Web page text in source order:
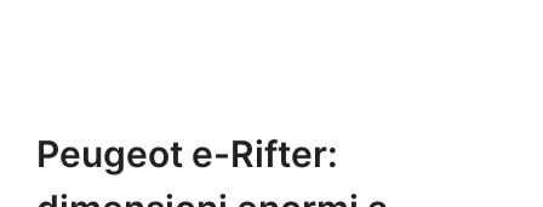
Peugeot e-Rifter: